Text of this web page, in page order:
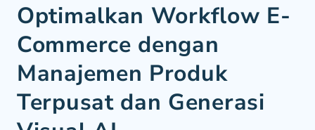
Optimalkan Workflow E-
Commerce dengan
Manajemen Produk
Terpusat dan Generasi